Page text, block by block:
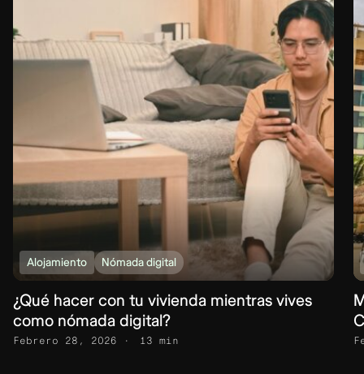
Alojamiento Nómada digital
¿Qué hacer con tu vivienda mientras vives
como nómada digital?
Febrero 28, 2026 13 min